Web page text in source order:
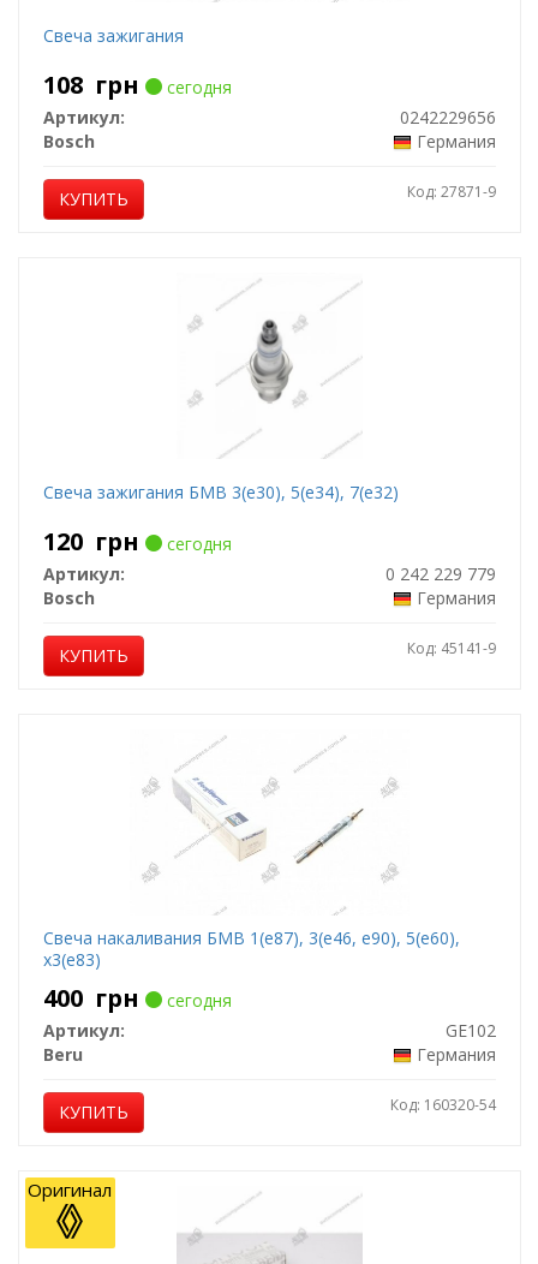
Свеча зажигания
108 грн
сегодня
Артикул:
0242229656
Bosch
Германия
КУПИТЬ Код: 27871-9
Свеча зажигания БМВ 3(е30), 5(е34), 7(е32)
120 грн
сегодня
Артикул:
0 242 229 779
Bosch
Германия
КУПИТЬ Код: 45141-9
Свеча накаливания БМВ 1(е87), 3(е46, е90), 5(е60),
х3(е83)
400 грн
сегодня
Артикул:
GE102
Beru
Германия
КУПИТЬ Код: 160320-54
Оригинал